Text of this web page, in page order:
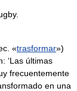
«trasformar»)
‘Las últimas
frecuentemente
en una